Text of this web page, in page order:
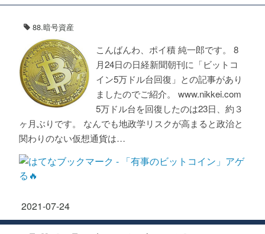
88.暗号資産
こんばんわ、ポイ積 純一郎です。 8
月24日の日経新聞朝刊に「ビットコ
イン5万ドル台回復」との記事があり
ましたのでご紹介。 www.nikkei.com
5万ドル台を回復したのは23日、約３
ヶ月ぶりです。 なんでも地政学リスクが高まると政治と
関わりのない仮想通貨は…
2021-07-24